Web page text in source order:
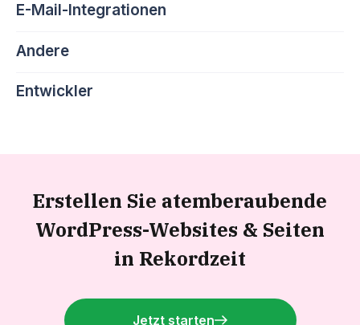
E-Mail-Integrationen
Andere
Entwickler
Erstellen Sie atemberaubende
WordPress-Websites & Seiten
in Rekordzeit
Jetzt starten